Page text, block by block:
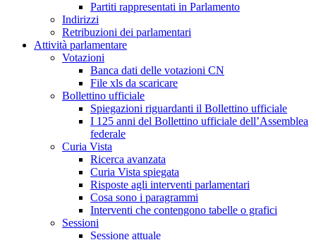
Partiti rappresentati in Parlamento
Indirizzi
Retribuzioni dei parlamentari
Attività parlamentare
Votazioni
Banca dati delle votazioni CN
File xls da scaricare
Bollettino ufficiale
Spiegazioni riguardanti il Bollettino ufficiale
I 125 anni del Bollettino ufficiale dell’Assemblea
federale
Curia Vista
Ricerca avanzata
Curia Vista spiegata
Risposte agli interventi parlamentari
Cosa sono i paragrammi
Interventi che contengono tabelle o grafici
Sessioni
Sessione attuale